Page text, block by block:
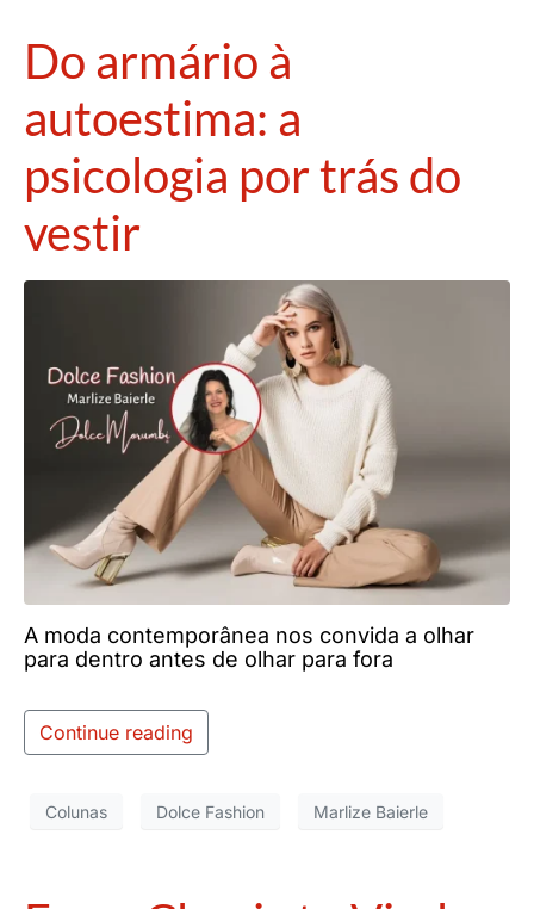
Do armário à
autoestima: a
psicologia por trás do
vestir
A moda contemporânea nos convida a olhar
para dentro antes de olhar para fora
Continue reading
Colunas Dolce Fashion Marlize Baierle